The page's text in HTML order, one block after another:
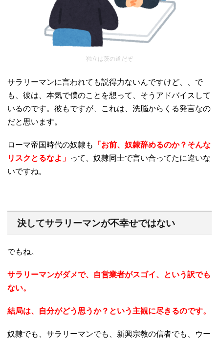
独立は茨の道だぞ
サラリーマンに言われても説得力ないんですけど、、で
も、彼は、本気で僕のことを想って、そうアドバイスして
いるのです。彼もですが、これは、洗脳からくる発言なの
だと思います。
ローマ帝国時代の奴隷も
「お前、奴隷辞めるのか？そんな
リスクとるなよ」 って、奴隷同士で言い合ってたに違いな
いですね。
決してサラリーマンが不幸せではない
でもね。
サラリーマンがダメで、自営業者がスゴイ、という訳でも
ない。
結局は、自分がどう思うか？という主観に尽きるのです。
奴隷でも、サラリーマンでも、新興宗教の信者でも、ウー